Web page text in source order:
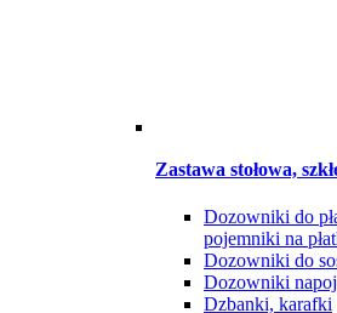
Zastawa stołowa,
Dozowniki do
pojemniki na
Dozowniki do
Dozowniki
Dzbanki, karafki